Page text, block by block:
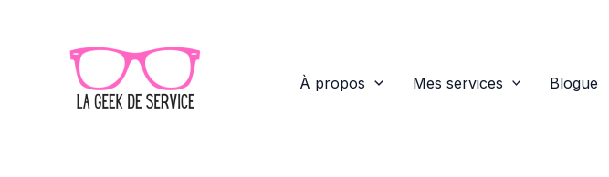
À propos
Mes services Blogue